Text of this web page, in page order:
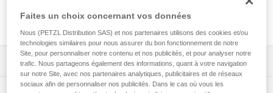
AVAO® version internationale
Télécharger la notice technique (PDF)
Technical Notice
Faites un choix concernant vos données
Nous (PETZL Distribution SAS) et nos partenaires utilisons des cookies et/ou
technologies similaires pour nous assurer du bon fonctionnement de notre
Site, pour personnaliser notre contenu et nos publicités, et pour analyser notre
trafic. Nous partageons également des informations, quant à votre navigation
sur notre Site, avec nos partenaires analytiques, publicitaires et de réseaux
sociaux afin de personnaliser nos publicités. Dans le cas où vous les